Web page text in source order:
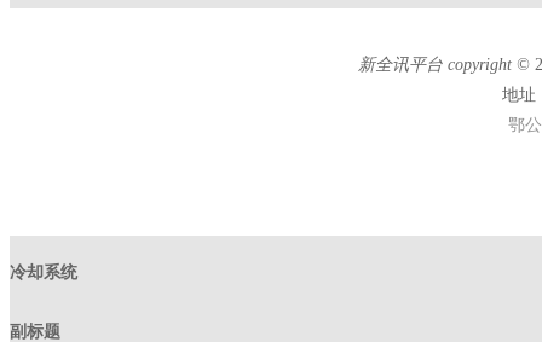
新全讯平台 copyright ©
地址
鄂
冷却系统
副标题